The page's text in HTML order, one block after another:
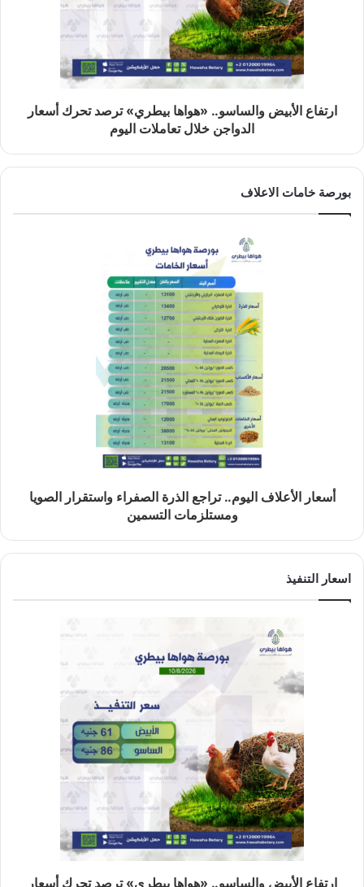
ارتفاع الأبيض والساسو.. «هواها بيطري» ترصد تحرك أسعار
الدواجن خلال تعاملات اليوم
بورصة خامات الاعلاف
أسعار الأعلاف اليوم.. تراجع الذرة الصفراء واستقرار الصويا
ومستلزمات التسمين
اسعار التنفيذ
ارتفاع الأبيض والساسو.. «هواها بيطري» ترصد تحرك أسعار